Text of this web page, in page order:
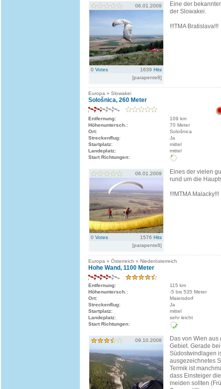
06.01.2009
0 Votes 1639 Hits
[parapente8]
Eine der
der Slowakei.
!!!TMA Bratislava!!!
Europa » Slowakei
Sološnica, 260 Meter
Entfernung:
109 km
Höhenuntersch.:
70 Meter
Ort:
Sološnica
Streckenflug:
Ja
Startplatz:
mittel
Landeplatz:
mittel
Start Richtungen:
06.01.2009
0 Votes 1576 Hits
[parapente8]
Eines der vielen
rund um die
!!!MTMA Malacky!!!
Europa » Österreich » Niederösterreich
Hohe Wand, 1100 Meter
Entfernung:
115 km
Höhenuntersch.:
-5 bis 535 Meter
Ort:
Maiersdorf
Streckenflug:
Ja
Startplatz:
mittel
Landeplatz:
sehr leicht
Start Richtungen:
09.10.2008
Das von Wien
Gebiet. Gerade
Südostwindlagen
ausgezeichnetes
Termik ist
dass Einsteiger
meiden sollten